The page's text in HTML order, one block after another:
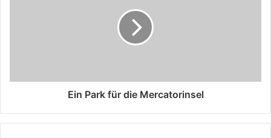
Ein Park für die Mercatorinsel